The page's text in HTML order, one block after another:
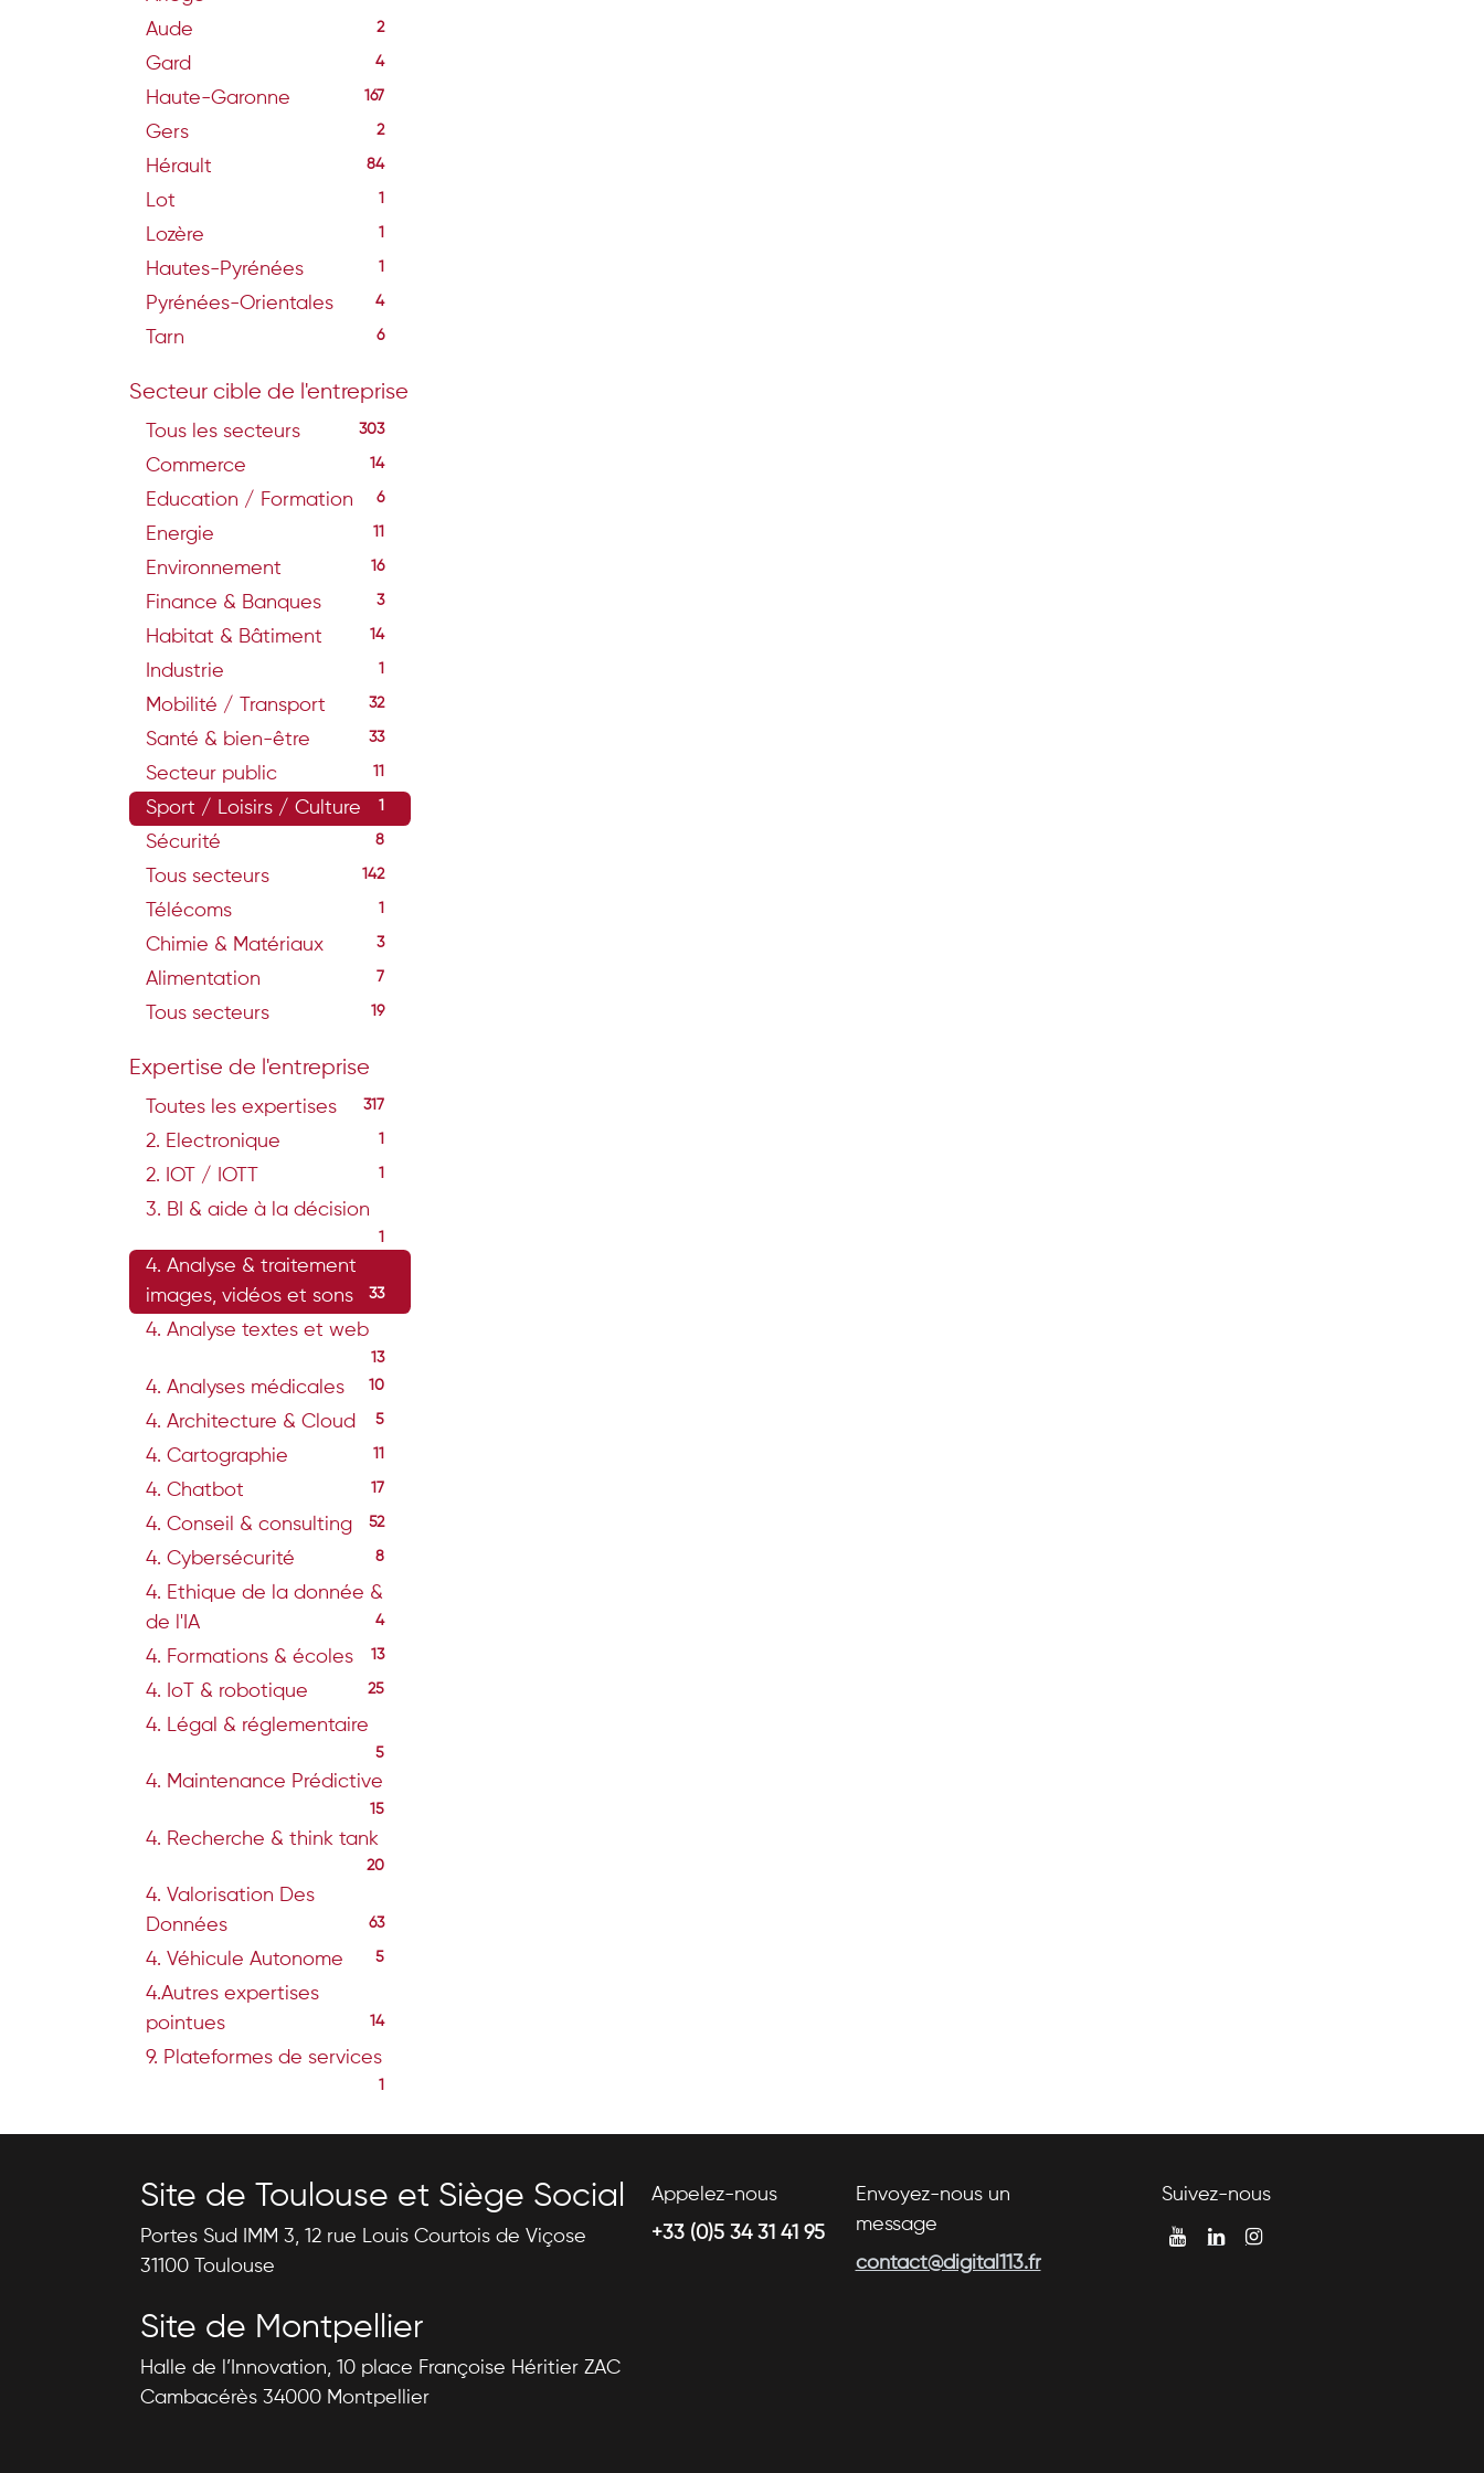
Aude 2
Gard 4
Haute-Garonne 167
Gers 2
Hérault 84
Lot 1
Lozère 1
Hautes-Pyrénées 1
Pyrénées-Orientales 4
Tarn 6
Secteur cible de l'entreprise
Tous les secteurs 303
Commerce 14
Education / Formation 6
Energie 11
Environnement 16
Finance & Banques 3
Habitat & Bâtiment 14
Industrie 1
Mobilité / Transport 32
Santé & bien-être 33
Secteur public 11
Sport / Loisirs / Culture 1
Sécurité 8
Tous secteurs 142
Télécoms 1
Chimie & Matériaux 3
Alimentation 7
Tous secteurs 19
Expertise de l'entreprise
Toutes les expertises 317
2. Electronique 1
2. IOT / IOTT 1
3. BI & aide à la décision
1
4. Analyse & traitement
images, vidéos et sons
33
4. Analyse textes et web
13
4. Analyses médicales 10
4. Architecture & Cloud 5
4. Cartographie 11
4. Chatbot 17
4. Conseil & consulting 52
4. Cybersécurité 8
4. Ethique de la donnée &
de l'IA
4
4. Formations & écoles 13
4. IoT & robotique 25
4. Légal & réglementaire
5
4. Maintenance Prédictive
15
4. Recherche & think tank
20
4. Valorisation Des
Données
63
4. Véhicule Autonome 5
4.Autres expertises
pointues
14
9. Plateformes de services
1
Site de Toulouse et Siège Social
Portes Sud IMM 3, 12 rue Louis Courtois de Viçose
31100 Toulouse
Site de Montpellier
Halle de l’Innovation, 10 place Françoise Héritier ZAC
Cambacérès 34000 Montpellier
Appelez-nous
+33 (0)5 34 31 41 95
Envoyez-nous un
message
contact@digital113.fr
Suivez-nous